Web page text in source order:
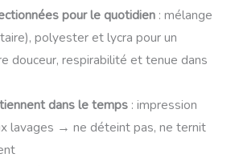
pour le quotidien: mélange
polyester et lycra pour un
douceur, respirabilité et tenue dans
dans le temps: impression
lavages → ne déteint pas, ne ternit